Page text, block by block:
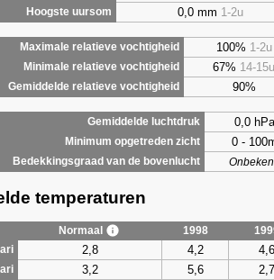
Hoogste uursom 0,0 mm 1-2u
Maximale relatieve vochtigheid 100% 1-2u
Minimale relatieve vochtigheid 67% 14-15u
Gemiddelde relatieve vochtigheid 90%
Gemiddelde luchtdruk 0,0 hPa
Minimum opgetreden zicht 0 -
Bedekkingsgraad van de bovenlucht
temperaturen
Normaal 1998
2,8 4,2 4,6
3,2 5,6 2,7